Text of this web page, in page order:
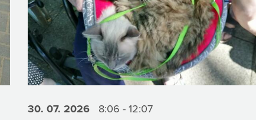
30. 07.2026 8:06 - 12:07